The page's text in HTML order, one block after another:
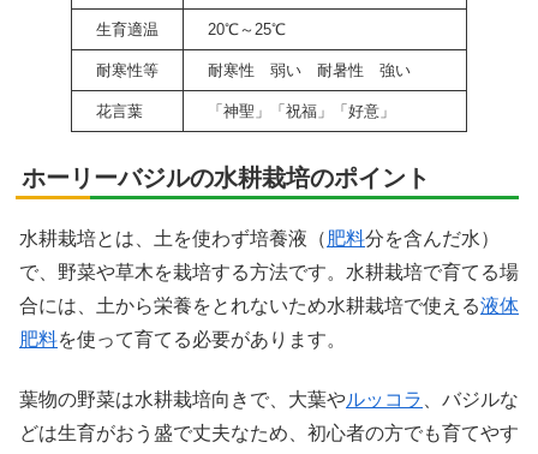
生育適温 20℃～25℃
耐寒性等 耐寒性 弱い 耐暑性 強い
花言葉 「神聖」「祝福」「好意」
ホーリーバジルの水耕栽培のポイント
水耕栽培とは、土を使わず培養液（肥料分を含んだ水）
で、野菜や草木を栽培する方法です。水耕栽培で育てる場
合には、土から栄養をとれないため水耕栽培で使える液体
肥料を使って育てる必要があります。
葉物の野菜は水耕栽培向きで、大葉やルッコラ 、バジルな
どは生育がおう盛で丈夫なため、初心者の方でも育てやす